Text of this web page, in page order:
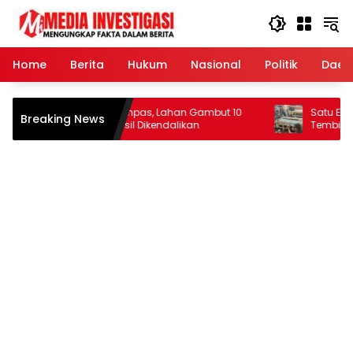
Langsung
konten
Home
Berita Hukum Nasional Politik
Breaking News
Hot spot di Kempas, Lahan Gambut 10
Hektare Berhasil Dikendalikan
Satu Ekor
Tembilahan,
Identifikasi